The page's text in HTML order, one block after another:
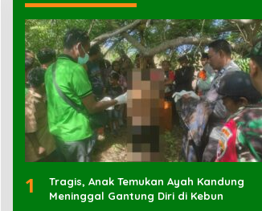
1
Tragis, Anak Temukan Ayah Kandung
Meninggal Gantung Diri di Kebun